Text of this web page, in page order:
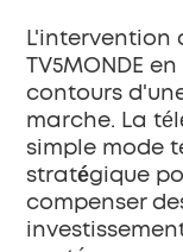
L'intervention
TV5MONDE
contours
marche. La
simple mode
stratégique
compenser